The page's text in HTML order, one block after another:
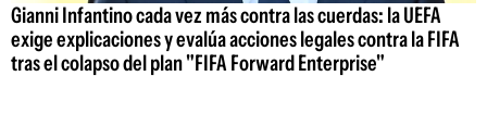
Gianni Infantino cada vez más contra las cuerdas: la UEFA
exige explicaciones y evalúa acciones legales contra la FIFA
tras el colapso del plan "FIFA Forward Enterprise"